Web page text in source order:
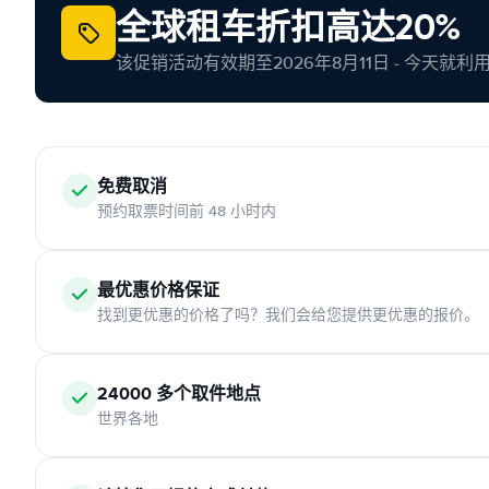
全球租车折扣高达20%
该促销活动有效期至2026年8月11日 - 今天就利用
免费取消
预约取票时间前 48 小时内
最优惠价格保证
找到更优惠的价格了吗？我们会给您提供更优惠的报价。
24000 多个取件地点
世界各地